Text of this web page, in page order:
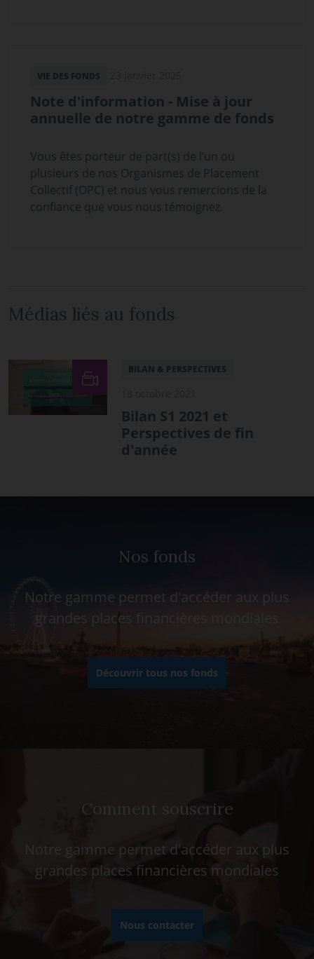
VIE DES FONDS
Note d'information - Mise à jour
annuelle de notre gamme de fonds
Vous êtes porteur de part(s) de l’un ou
plusieurs de nos Organismes de Placement
Collectif (OPC) et nous vous remercions de la
confiance que vous nous témoignez.
Médias liés au fonds
BILAN & PERSPECTIVES
Bilan S1 2021 et
Perspectives de fin
d'année
Nos fonds
Notre gamme permet d'accéder aux plus
grandes places financières mondiales
Découvrir tous nos fonds
Comment souscrire
Notre gamme permet d'accéder aux plus
grandes places financières mondiales
Nous contacter